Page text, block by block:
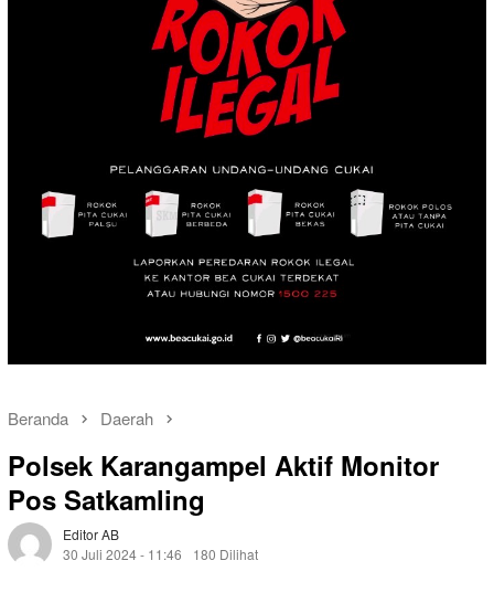
Beranda Daerah
Polsek Karangampel Aktif Monitor
Pos Satkamling
Editor AB
30 Juli 2024 - 11:46
180 Dilihat